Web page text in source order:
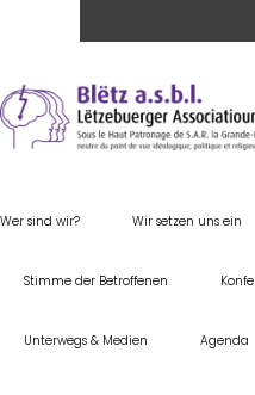
Wer sind wir? Wir setzen uns ein
Stimme der Betroffenen
Unterwegs & Medien Agenda